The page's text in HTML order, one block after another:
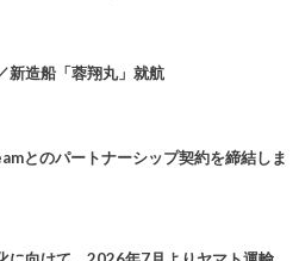
新造船「蓉翔丸」就航
とのパートナーシップ契約を締結しま